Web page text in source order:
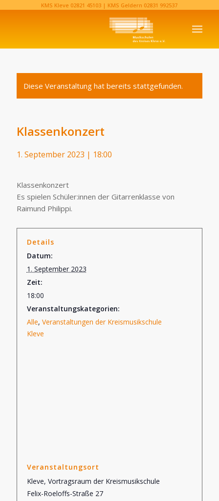
KMS Kleve 02821 45103‬ | KMS Geldern 02831 992537‬
Diese Veranstaltung hat bereits stattgefunden.
Klassenkonzert
1. September 2023 | 18:00
Klassenkonzert
Es spielen Schüler:innen der Gitarrenklasse von
Raimund Philippi.
Details
Datum:
1. September 2023
Zeit:
18:00
Veranstaltungskategorien:
Alle, Veranstaltungen der Kreismusikschule
Kleve
Veranstaltungsort
Kleve, Vortragsraum der Kreismusikschule
Felix-Roeloffs-Straße 27